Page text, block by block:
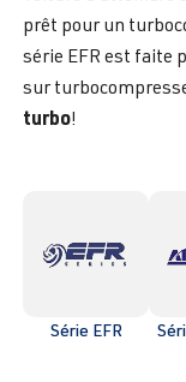
prêt pour un
série EFR est faite
sur
turbo!
Série EFR